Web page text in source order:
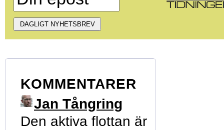
KOMMENTARER
Jan Tångring
Den aktiva flottan är